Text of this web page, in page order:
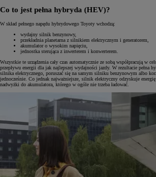
Co to jest pełna hybryda (HEV)?
W skład pełnego napędu hybrydowego Toyoty wchodzą:
wydajny silnik benzynowy,
przekładnia planetarna z silnikiem elektrycznym i generatorem,
akumulator o wysokim napięciu,
jednostka sterująca z inwerterem i konwerterem.
Wszystkie te urządzenia cały czas automatycznie ze sobą współpracują w
przepływu energii dla jak najlepszej wydajności jazdy. W rezultacie pełna
silnika elektrycznego, poruszać się na samym silniku benzynowym albo
jednocześnie. Co jednak najważniejsze, silnik elektryczny odzyskuje
nadwyżki do akumulatora, którego w ogóle nie trzeba ładować.